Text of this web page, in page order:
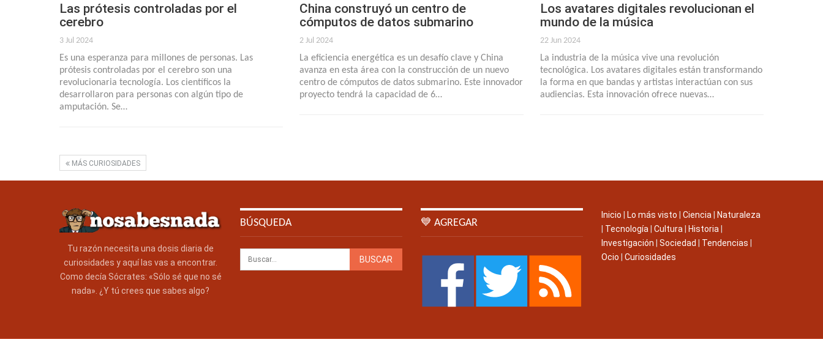
Las prótesis controladas por el
cerebro
3 Jul 2024
Es una esperanza para millones de personas. Las
prótesis controladas por el cerebro son una
revolucionaria tecnología. Los científicos la
desarrollaron para personas con algún tipo de
amputación. Se…
China construyó un centro de
cómputos de datos submarino
2 Jul 2024
La eficiencia energética es un desafío clave y China
avanza en esta área con la construcción de un nuevo
centro de cómputos de datos submarino. Este innovador
proyecto tendrá la capacidad de 6…
Los avatares digitales revolucionan el
mundo de la música
22 Jun 2024
La industria de la música vive una revolución
tecnológica. Los avatares digitales están transformando
la forma en que bandas y artistas interactúan con sus
audiencias. Esta innovación ofrece nuevas…
MÁS CURIOSIDADES
Tu razón necesita una dosis diaria de
curiosidades y aquí las vas a encontrar.
Como decía Sócrates: «Sólo sé que no sé
nada». ¿Y tú crees que sabes algo?
BÚSQUEDA 💙 AGREGAR
Inicio Lo más visto Ciencia
Naturaleza
Tecnología Cultura Historia
Investigación
Sociedad Tendencias
Ocio
Curiosidades